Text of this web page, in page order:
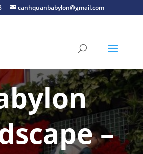
canhquanbabylon@gmail.com
–